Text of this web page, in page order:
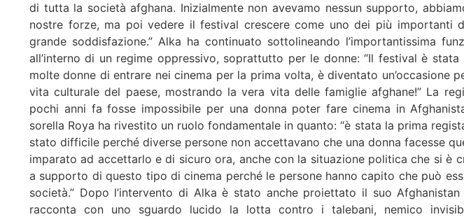
di tutta la società afghana. Inizialmente non avevamo nessun supporto,
nostre forze, ma poi vedere il festival crescere come uno dei più importanti
grande soddisfazione.” Alka ha continuato sottolineando l’importantissima
all’interno di un regime oppressivo, soprattutto per le donne: “Il festival è stata
molte donne di entrare nei cinema per la prima volta, è diventato un’occasione
vita culturale del paese, mostrando la vera vita delle famiglie afghane!” La
pochi anni fa fosse impossibile per una donna poter fare cinema in
sorella Roya ha rivestito un ruolo fondamentale in quanto: “è stata la prima
stato difficile perché diverse persone non accettavano che una donna facesse
imparato ad accettarlo e di sicuro ora, anche con la situazione politica che si è
a supporto di questo tipo di cinema perché le persone hanno capito che può
società.” Dopo l’intervento di Alka è stato anche proiettato il suo
racconta con uno sguardo lucido la lotta contro i talebani, nemico